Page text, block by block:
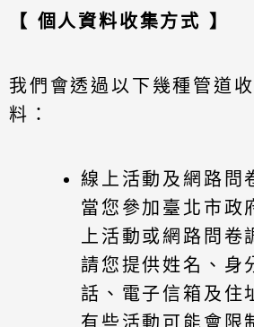
【 個人資料收集方式 】
我們會透過以下幾種管道
料：
線上活動及網路問
當您參加臺北市政
上活動或網路問卷
請您提供姓名、身
話、電子信箱及住
有些活動可能會限